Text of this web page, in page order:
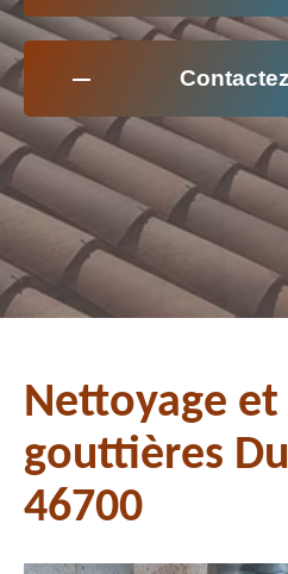
Nettoyage et
gouttières
46700